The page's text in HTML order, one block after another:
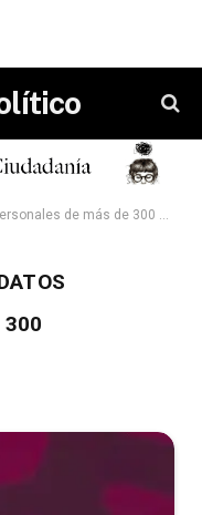
de más de 300 periodistas"
300